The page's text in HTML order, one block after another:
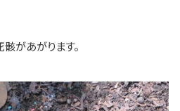
があがります。